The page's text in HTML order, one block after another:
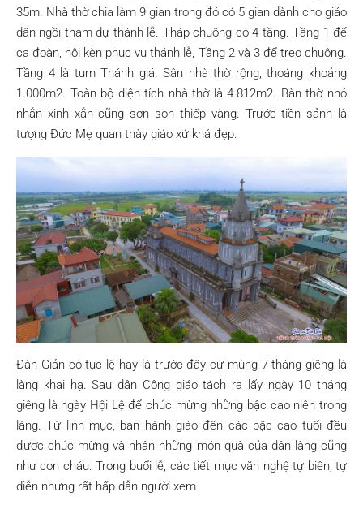
35m. Nhà thờ chia làm 9 gian trong đó có 5 gian dành cho giáo
dân ngồi tham dự thánh lễ. Tháp chuông có 4 tầng. Tầng 1 để
ca đoàn, hội kèn phục vụ thánh lễ, Tầng 2 và 3 để treo chuông.
Tầng 4 là tum Thánh giá. Sân nhà thờ rộng, thoáng khoảng
1.000m2. Toàn bộ diện tích nhà thờ là 4.812m2. Bàn thờ nhỏ
nhắn xinh xắn cũng sơn son thiếp vàng. Trước tiền sảnh là
tượng Đức Mẹ quan thày giáo xứ khá đẹp.
Đàn Giản có tục lệ hay là trước đây cứ mùng 7 tháng giêng là
làng khai hạ. Sau dân Công giáo tách ra lấy ngày 10 tháng
giêng là ngày Hội Lệ để chúc mừng những bậc cao niên trong
làng. Từ linh mục, ban hành giáo đến các bậc cao tuổi đều
được chúc mừng và nhận những món quà của dân làng cũng
như con cháu. Trong buổi lễ, các tiết mục văn nghệ tự biên, tự
diễn nhưng rất hấp dẫn người xem